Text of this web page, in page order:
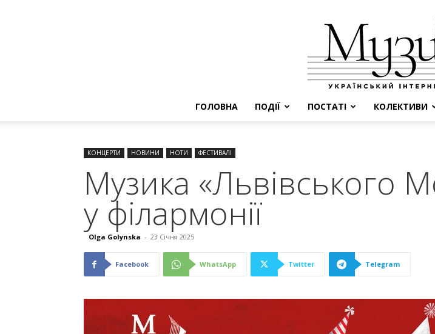
ГОЛОВНА ПОДІЇ ПОСТАТІ КОЛЕКТИВИ
КОНЦЕРТИ НОВИНИ НОТИ ФЕСТИВАЛІ
Музика «Львівського
у філармонії
Olga Golynska - 23 Січня 2025
Facebook WhatsApp Twitter Telegram